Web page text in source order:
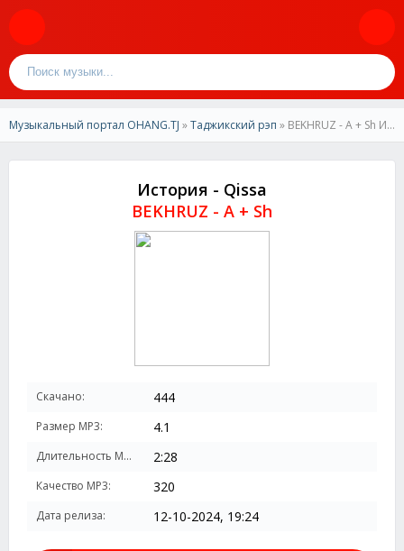
Музыкальный портал OHANG.TJ »Таджикский рэп » BEKHRUZ - A + Sh История - Qissa
История - Qissa
BEKHRUZ - A + Sh
Скачано: 444
Размер MP3: 4.1
Длительность MP3: 2:28
Качество MP3: 320
Дата релиза: 12-10-2024, 19:24